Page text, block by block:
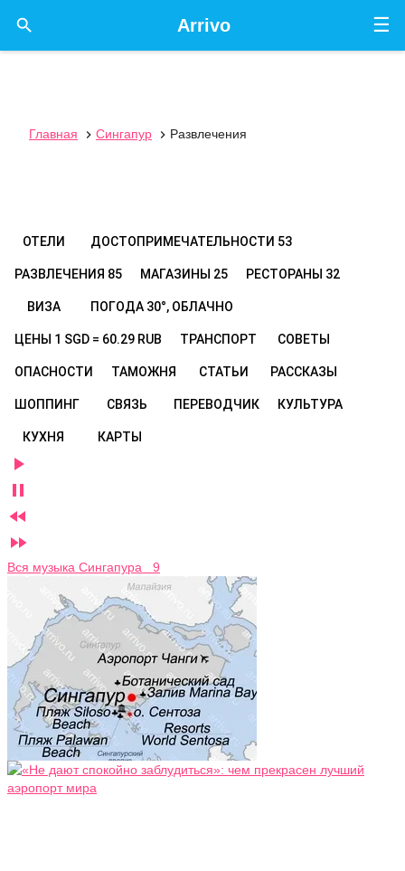
☰
Arrivo

Главная  Сингапур  Развлечения
ОТЕЛИ ДОСТОПРИМЕЧАТЕЛЬНОСТИ 53
РАЗВЛЕЧЕНИЯ 85 МАГАЗИНЫ 25 РЕСТОРАНЫ 32
ВИЗА ПОГОДА 30°, ОБЛАЧНО
ЦЕНЫ 1 SGD = 60.29 RUB ТРАНСПОРТ СОВЕТЫ
ОПАСНОСТИ ТАМОЖНЯ СТАТЬИ РАССКАЗЫ
ШОППИНГ СВЯЗЬ ПЕРЕВОДЧИК КУЛЬТУРА
КУХНЯ КАРТЫ




Вся музыка Сингапура 9